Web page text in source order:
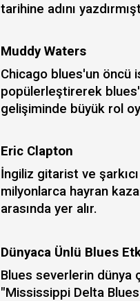
tarihine adını
Muddy Waters
Chicago blues'un öncü
popülerleştirerek
gelişiminde büyük rol
Eric Clapton
İngiliz gitarist ve
milyonlarca hayran
arasında yer alır.
Dünyaca Ünlü Blues
Blues severlerin dünya
"Mississippi Delta